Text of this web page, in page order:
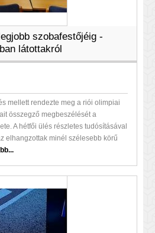
szobafestőjéig -
látottakról
mellett rendezte meg a riói olimpiai
összegző megbeszélését a
A hétfői ülés részletes tudósításával
elhangzottak minél szélesebb körű